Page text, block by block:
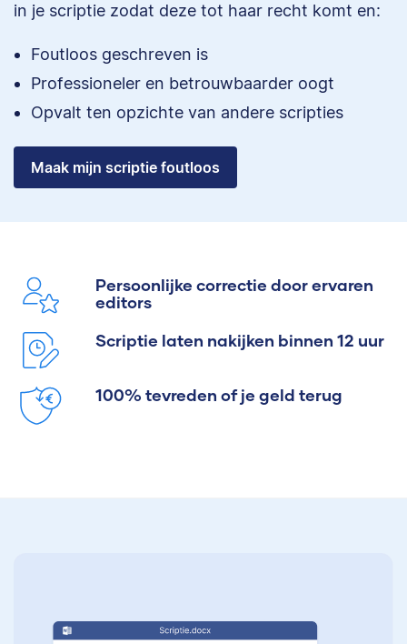
in je scriptie zodat deze tot haar recht komt en:
Foutloos geschreven is
Professioneler en betrouwbaarder oogt
Opvalt ten opzichte van andere scripties
Maak mijn scriptie foutloos
Persoonlijke correctie door ervaren
editors
Scriptie laten nakijken binnen 12 uur
100% tevreden of je geld terug